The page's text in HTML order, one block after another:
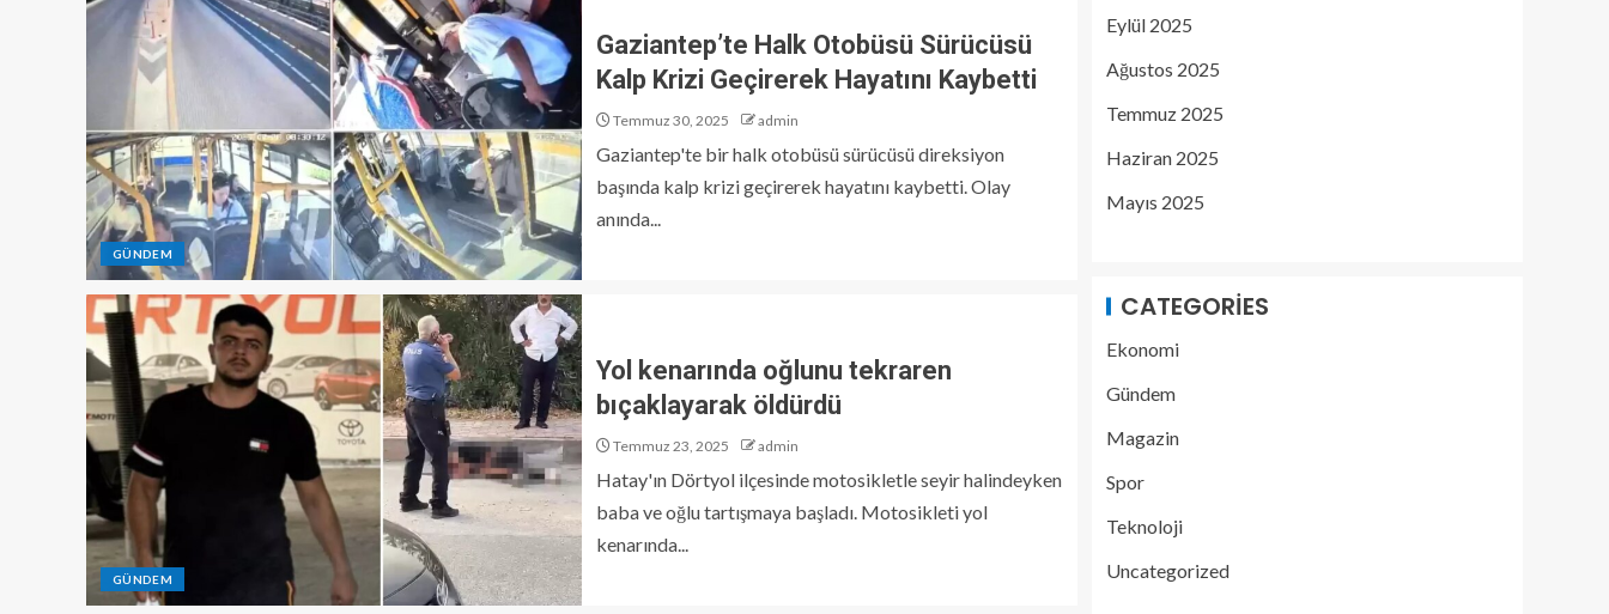
GÜNDEM
Gaziantep’te Halk Otobüsü Sürücüsü
Kalp Krizi Geçirerek Hayatını Kaybetti
Temmuz 30, 2025 admin
Gaziantep'te bir halk otobüsü sürücüsü direksiyon
başında kalp krizi geçirerek hayatını kaybetti. Olay
anında...
GÜNDEM
Yol kenarında oğlunu tekraren
bıçaklayarak öldürdü
Temmuz 23, 2025 admin
Hatay'ın Dörtyol ilçesinde motosikletle seyir halindeyken
baba ve oğlu tartışmaya başladı. Motosikleti yol
kenarında...
Eylül 2025
Ağustos 2025
Temmuz 2025
Haziran 2025
Mayıs 2025
CATEGORIES
Ekonomi
Gündem
Magazin
Spor
Teknoloji
Uncategorized